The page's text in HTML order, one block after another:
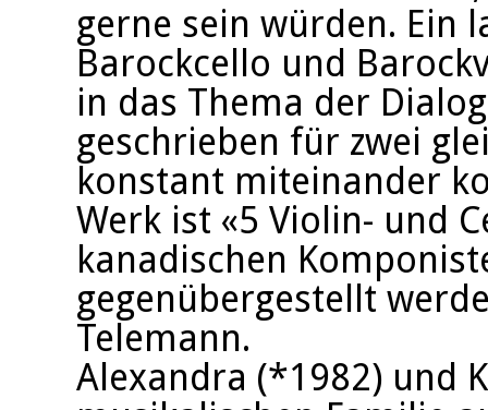
gerne sein würden. Ein
Barockcello und
in das Thema der
geschrieben für zwei
konstant miteinander
Werk ist «5 Violin- und
kanadischen
gegenübergestellt
Telemann.
Alexandra (*1982) und